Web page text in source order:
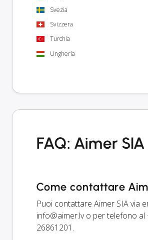
Svezia
Svizzera
Turchia
Ungheria
FAQ: Aimer SIA
Come contattare
Puoi contattare Aimer SIA via
info@aimer.lvo per telefono al
26861201.